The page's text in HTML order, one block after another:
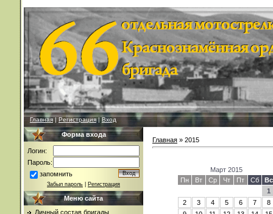
Главная|Регистрация|Вход
Форма входа
Логин:
Пароль:
запомнить
Забыл пароль Регистрация
Меню сайта
Личный состав бригады
Главная » 2015
Март 2015
Пн
Вт Ср Чт Пт Сб
Вс
1
2
3 4 5 6 7
8